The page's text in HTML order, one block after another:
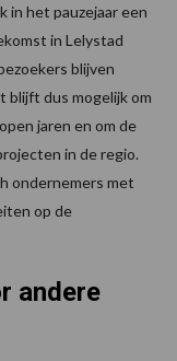
in het pauzejaar een
in Lelystad
blijven
blijft dus mogelijk om
jaren en om de
in de regio.
ondernemers met
op de
andere